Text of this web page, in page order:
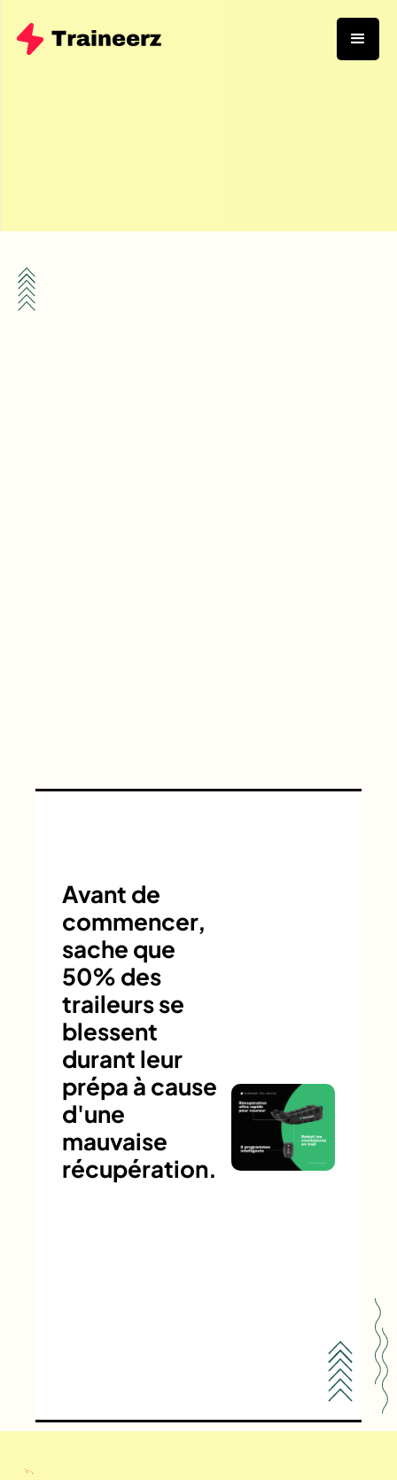
Avant de
commencer,
sache que
50% des
traileurs se
blessent
durant leur
prépa à cause
d'une
mauvaise
récupération.